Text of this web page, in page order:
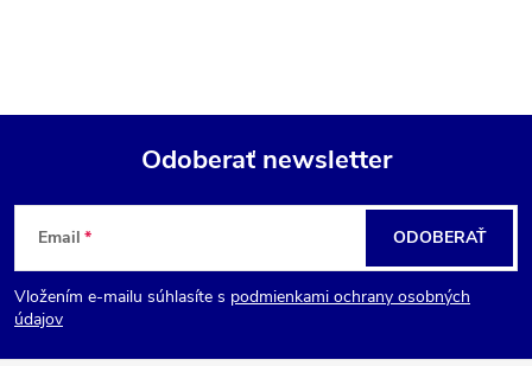
Z
á
p
Odoberať newsletter
Email
Vložením e-mailu súhlasíte s podmienkami ochrany osobných
údajov
ODOBERAŤ